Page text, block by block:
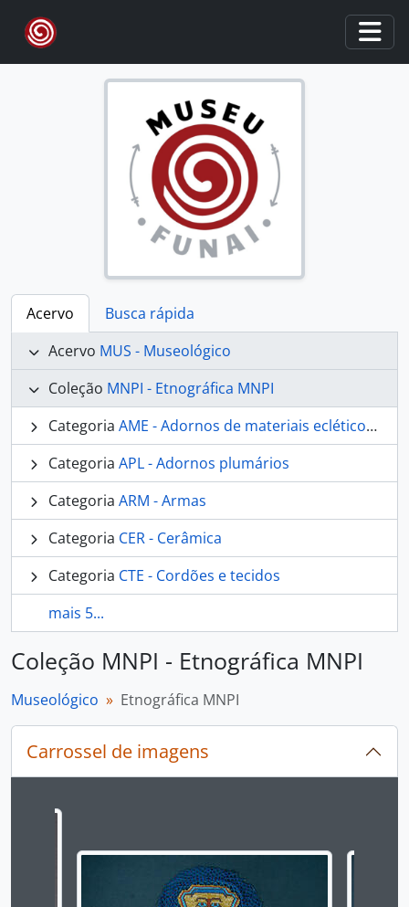
Skip to main content
Acervo
Busca rápida
Acervo MUS - Museológico
Coleção MNPI - Etnográfica MNPI
Categoria AME - Adornos de materiais ecléticos, indumentária e toucador
Categoria APL - Adornos plumários
Categoria ARM - Armas
Categoria CER - Cerâmica
Categoria CTE - Cordões e tecidos
mais 5...
Coleção MNPI - Etnográfica MNPI
Museológico Etnográfica MNPI
Carrossel de imagens
Ao alterar o slide atual deste carrossel, o título da